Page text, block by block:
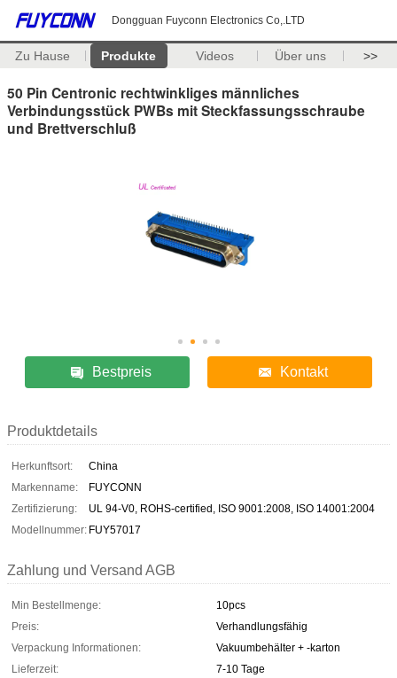
Dongguan Fuyconn Electronics Co,.LTD
Zu Hause Produkte Videos Über uns >>
50 Pin Centronic rechtwinkliges männliches
Verbindungsstück PWBs mit Steckfassungsschraube
und Brettverschluß
Bestpreis Kontakt
Produktdetails
Herkunftsort:
China
Markenname:
FUYCONN
Zertifizierung:
UL 94-V0, ROHS-certified, ISO 9001:2008, ISO 14001:2004
Modellnummer: FUY57017
Zahlung und Versand AGB
Min Bestellmenge:
10pcs
Preis:
Verhandlungsfähig
Verpackung Informationen:
Vakuumbehälter + -karton
Lieferzeit:
7-10 Tage